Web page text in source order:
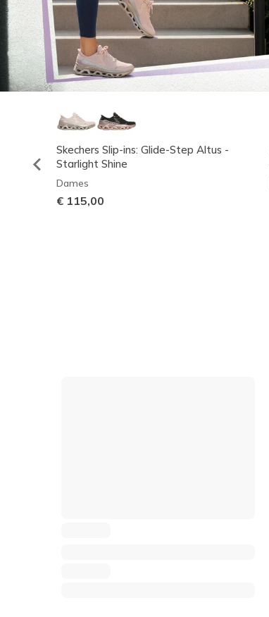
Skechers Slip-ins: Glide-Step Altus -
Starlight Shine
Dames
€ 115,00